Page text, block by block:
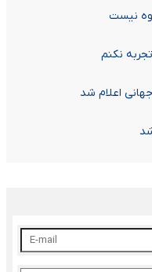
نیست
نکنم